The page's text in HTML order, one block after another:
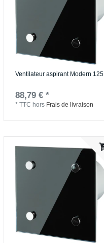
Ventilateur aspirant Modern 125
88,79 € *
*TTC hors Frais de livraison